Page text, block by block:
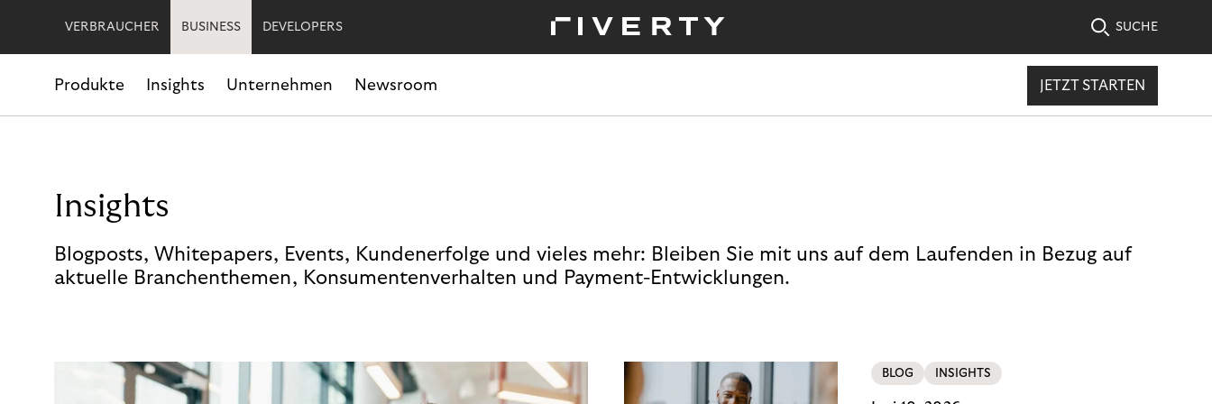
VERBRAUCHER BUSINESS DEVELOPERS SUCHE
Produkte Insights Unternehmen Newsroom JETZT STARTEN
Insights
Blogposts, Whitepapers, Events, Kundenerfolge und vieles mehr: Bleiben Sie mit uns auf dem Laufenden in Bezug auf
aktuelle Branchenthemen, Konsumentenverhalten und Payment-Entwicklungen.
BLOG INSIGHTS